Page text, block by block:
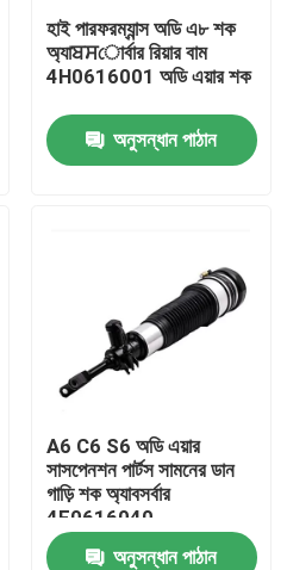
হাই পারফরম্যান্স অডি এ৮ শক
অ্যাਬਸোর্বার রিয়ার বাম
4H0616001 অডি এয়ার শক
অনুসন্ধান পাঠান
A6 C6 S6 অডি এয়ার
সাসপেনশন পার্টস সামনের ডান
গাড়ি শক অ্যাবসর্বার
4F0616040
অনুসন্ধান পাঠান